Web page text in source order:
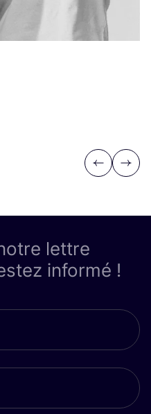
Previous
Next
lettre
informé !